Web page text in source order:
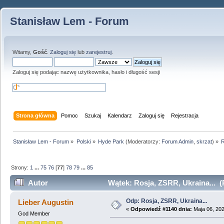
Stanisław Lem - Forum
Witamy, Gość Zaloguj się lub zarejestruj
Zaloguj się podając nazwę użytkownika, hasło i długość sesji
Strona główna Pomoc Szukaj Kalendarz Zaloguj się Rejestracja
Stanisław Lem - Forum » Polski» Hyde Park (Moderatorzy: Forum Admin, skrzat) »
Strony: 1 ...75 76 [77]78 79 ...85
Autor Wątek: Rosja, ZSRR, Ukraina...
Lieber Augustin
God Member
Odp: Rosja, ZSRR, Ukraina...
« Odpowiedź #1140 dnia: Maja 06,